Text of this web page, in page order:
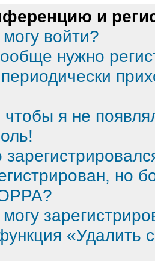
и
войти?
нужно
чтобы я не
но
«Удалить